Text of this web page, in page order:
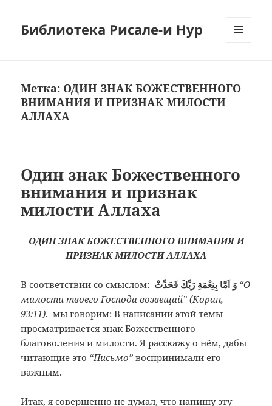
Библиотека Рисале-и Нур
Метка: ОДИН ЗНАК БОЖЕСТВЕННОГО
ВНИМАНИЯ И ПРИЗНАК МИЛОСТИ
АЛЛАХА
Один знак Божественного
внимания и признак
милости Аллаха
ОДИН ЗНАК БОЖЕСТВЕННОГО ВНИМАНИЯ И
ПРИЗНАК МИЛОСТИ АЛЛАХА
В соответствии со смыслом: وَ اَمَّا بِنِعْمَةِ رَبِّكَ فَحَدِّثْ “О
милости твоего Господа возвещай” (Коран,
93:11). мы говорим: В написании этой темы
просматривается знак Божественного
благоволения и милости. Я расскажу о нём, дабы
читающие это “Письмо” воспринимали его
важным.
Итак, я совершенно не думал, что напишу эту